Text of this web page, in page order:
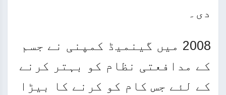
دی۔
2008 میں گینمیڈ کمپنی نے جسم
کے مدافعتی نظام کو بہتر کرنے
کے لئے جس کام کو کرنے کا بیڑا